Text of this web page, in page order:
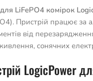
LiFePO4 комірок
Пристрій працює за
від
сонячних
LogicPower